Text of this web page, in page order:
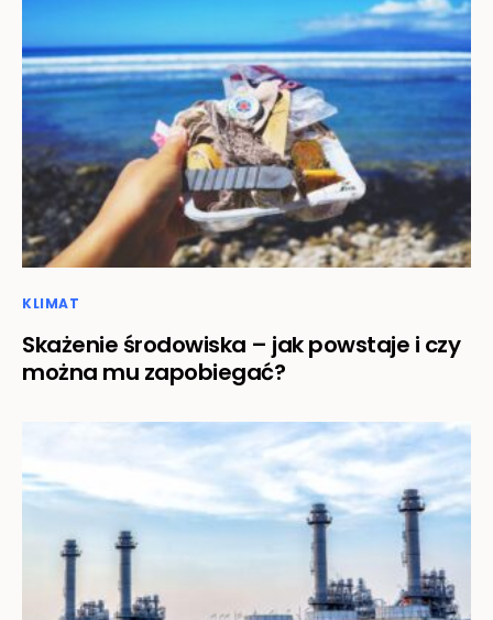
KLIMAT
Skażenie środowiska – jak powstaje i czy
można mu zapobiegać?